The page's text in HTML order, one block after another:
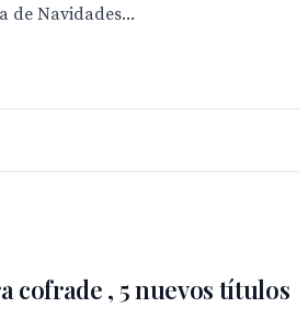
de Navidades...
cofrade , 5 nuevos títulos